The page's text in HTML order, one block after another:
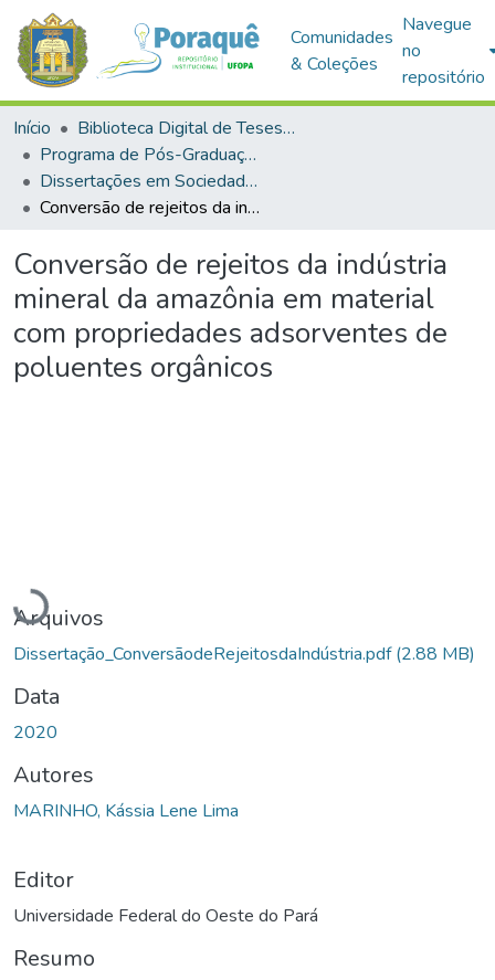
Comunidades
& Coleções
Navegue
no
repositório
Início
Biblioteca Digital de Teses e Dissertações (BDTD)
Programa de Pós-Graduação em Sociedade, Ambiente e Qualidade de Vida (PPGSAQ)
Dissertações em Sociedade, Ambiente e Qualidade de Vida (Mestrado)
Conversão de rejeitos da indústria mineral da amazônia em material com propriedades adsorventes de poluentes orgânicos
Conversão de rejeitos da indústria
mineral da amazônia em material
com propriedades adsorventes de
poluentes orgânicos
Carregando...
Arquivos
Dissertação_ConversãodeRejeitosdaIndústria.pdf(2.88 MB)
Data
2020
Autores
MARINHO, Kássia Lene Lima
Editor
Universidade Federal do Oeste do Pará
Resumo